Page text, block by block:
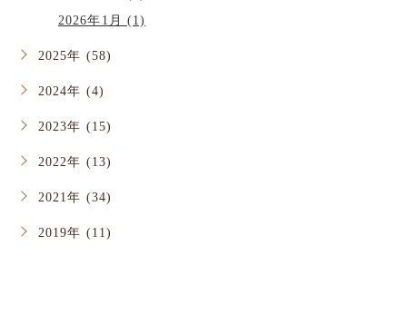
2026年1月 (1)
2025年 (58)
2024年 (4)
2023年 (15)
2022年 (13)
2021年 (34)
2019年 (11)